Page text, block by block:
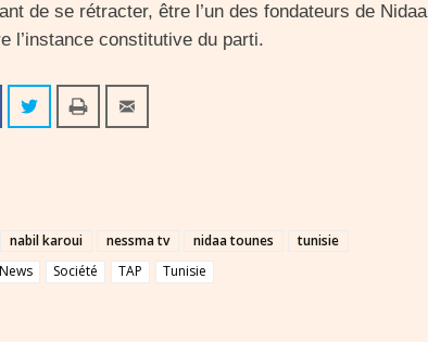
de se rétracter, être l’un des fondateurs de Nidaa
l’instance constitutive du parti.
nabil karoui nessma tv nidaa tounes
tunisie
News Société TAP Tunisie